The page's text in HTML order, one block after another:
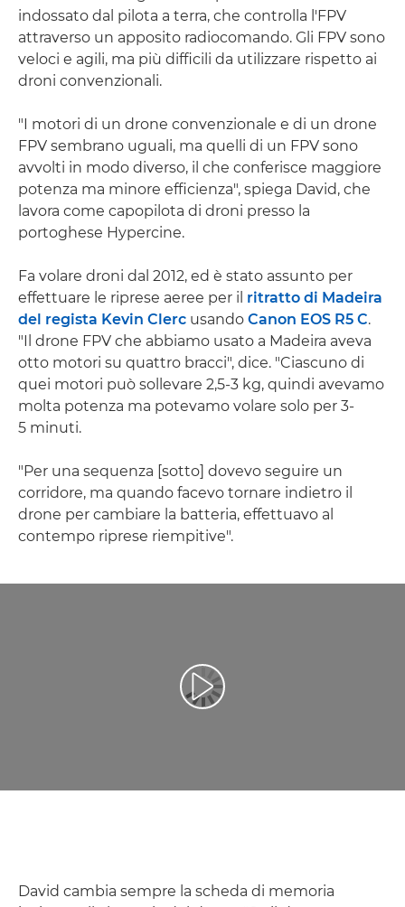
indossato dal pilota a terra, che controlla l'FPV
attraverso un apposito radiocomando. Gli FPV sono
veloci e agili, ma più difficili da utilizzare rispetto ai
droni convenzionali.
"I motori di un drone convenzionale e di un drone
FPV sembrano uguali, ma quelli di un FPV sono
avvolti in modo diverso, il che conferisce maggiore
potenza ma minore efficienza", spiega David, che
lavora come capopilota di droni presso la
portoghese Hypercine.
Fa volare droni dal 2012, ed è stato assunto per
effettuare le riprese aeree per il ritratto di Madeira
del regista Kevin Clerc usando Canon EOS R5 C.
"Il drone FPV che abbiamo usato a Madeira aveva
otto motori su quattro bracci", dice. "Ciascuno di
quei motori può sollevare 2,5-3 kg, quindi avevamo
molta potenza ma potevamo volare solo per 3-
5 minuti.
"Per una sequenza [sotto] dovevo seguire un
corridore, ma quando facevo tornare indietro il
drone per cambiare la batteria, effettuavo al
contempo riprese riempitive".
Riproduci il video
David cambia sempre la scheda di memoria